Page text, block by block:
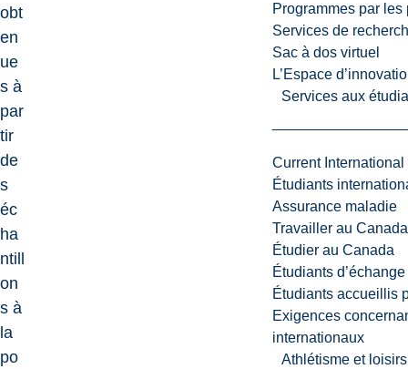
Programmes par les
Services de
Sac à dos virtuel
L’Espace
Services aux
Current International
Étudiants
Assurance maladie
Travailler au Canada
Étudier au Canada
Étudiants
Étudiants accueillis
Exigences
internationaux
Athlétisme et
obt
en
ue
s à
par
tir
de
s
éc
ha
ntill
on
s à
la
po